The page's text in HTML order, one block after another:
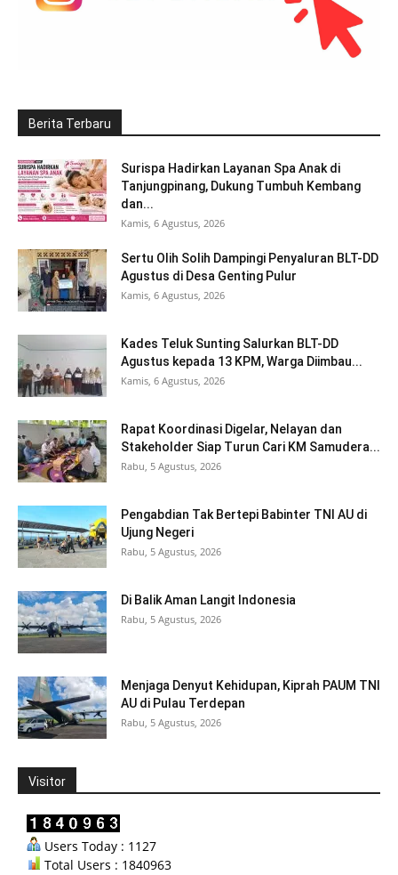
Berita Terbaru
Surispa Hadirkan Layanan Spa Anak di
Tanjungpinang, Dukung Tumbuh Kembang
dan...
Kamis, 6 Agustus, 2026
Sertu Olih Solih Dampingi Penyaluran BLT-DD
Agustus di Desa Genting Pulur
Kamis, 6 Agustus, 2026
Kades Teluk Sunting Salurkan BLT-DD
Agustus kepada 13 KPM, Warga Diimbau...
Kamis, 6 Agustus, 2026
Rapat Koordinasi Digelar, Nelayan dan
Stakeholder Siap Turun Cari KM Samudera...
Rabu, 5 Agustus, 2026
Pengabdian Tak Bertepi Babinter TNI AU di
Ujung Negeri
Rabu, 5 Agustus, 2026
Di Balik Aman Langit Indonesia
Rabu, 5 Agustus, 2026
Menjaga Denyut Kehidupan, Kiprah PAUM TNI
AU di Pulau Terdepan
Rabu, 5 Agustus, 2026
Visitor
Users Today : 1127
Total Users : 1840963